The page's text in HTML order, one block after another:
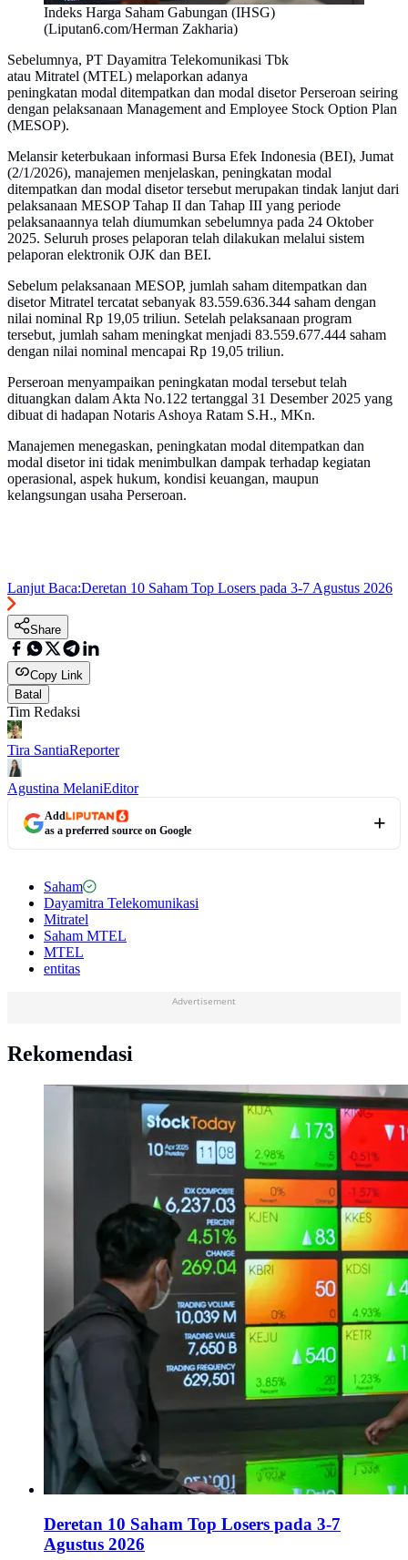
Indeks Harga Saham Gabungan (IHSG)
(Liputan6.com/Herman Zakharia)
Sebelumnya, PT Dayamitra Telekomunikasi Tbk
atau Mitratel (MTEL) melaporkan adanya
peningkatan modal ditempatkan dan modal disetor Perseroan seiring
dengan pelaksanaan Management and Employee Stock Option Plan
(MESOP).
Melansir keterbukaan informasi Bursa Efek Indonesia (BEI), Jumat
(2/1/2026), manajemen menjelaskan, peningkatan modal
ditempatkan dan modal disetor tersebut merupakan tindak lanjut dari
pelaksanaan MESOP Tahap II dan Tahap III yang periode
pelaksanaannya telah diumumkan sebelumnya pada 24 Oktober
2025. Seluruh proses pelaporan telah dilakukan melalui sistem
pelaporan elektronik OJK dan BEI.
Sebelum pelaksanaan MESOP, jumlah saham ditempatkan dan
disetor Mitratel tercatat sebanyak 83.559.636.344 saham dengan
nilai nominal Rp 19,05 triliun. Setelah pelaksanaan program
tersebut, jumlah saham meningkat menjadi 83.559.677.444 saham
dengan nilai nominal mencapai Rp 19,05 triliun.
Perseroan menyampaikan peningkatan modal tersebut telah
dituangkan dalam Akta No.122 tertanggal 31 Desember 2025 yang
dibuat di hadapan Notaris Ashoya Ratam S.H., MKn.
Manajemen menegaskan, peningkatan modal ditempatkan dan
modal disetor ini tidak menimbulkan dampak terhadap kegiatan
operasional, aspek hukum, kondisi keuangan, maupun
kelangsungan usaha Perseroan.
Lanjut Baca:Deretan 10 Saham Top Losers pada 3-7 Agustus 2026
Share
Copy Link
Batal
Tim Redaksi
Tira SantiaReporter
Agustina MelaniEditor
Add
as a preferred source on Google
Saham
Dayamitra Telekomunikasi
Mitratel
Saham MTEL
MTEL
entitas
Advertisement
Rekomendasi
Deretan 10 Saham Top Losers pada 3-7
Agustus 2026